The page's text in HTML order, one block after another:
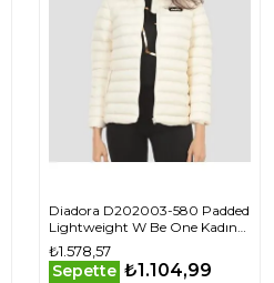
Diadora D202003-580 Padded
Lightweight W Be One Kadın
Mont
₺1.578,57
Sepette ₺1.104,99